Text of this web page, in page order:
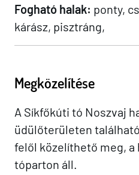
Fogható halak: ponty,
kárász, pisztráng,
Megközelítése
A Síkfőkúti tó Noszvaj
üdülőterületen
felől közelíthető meg,
tóparton áll.